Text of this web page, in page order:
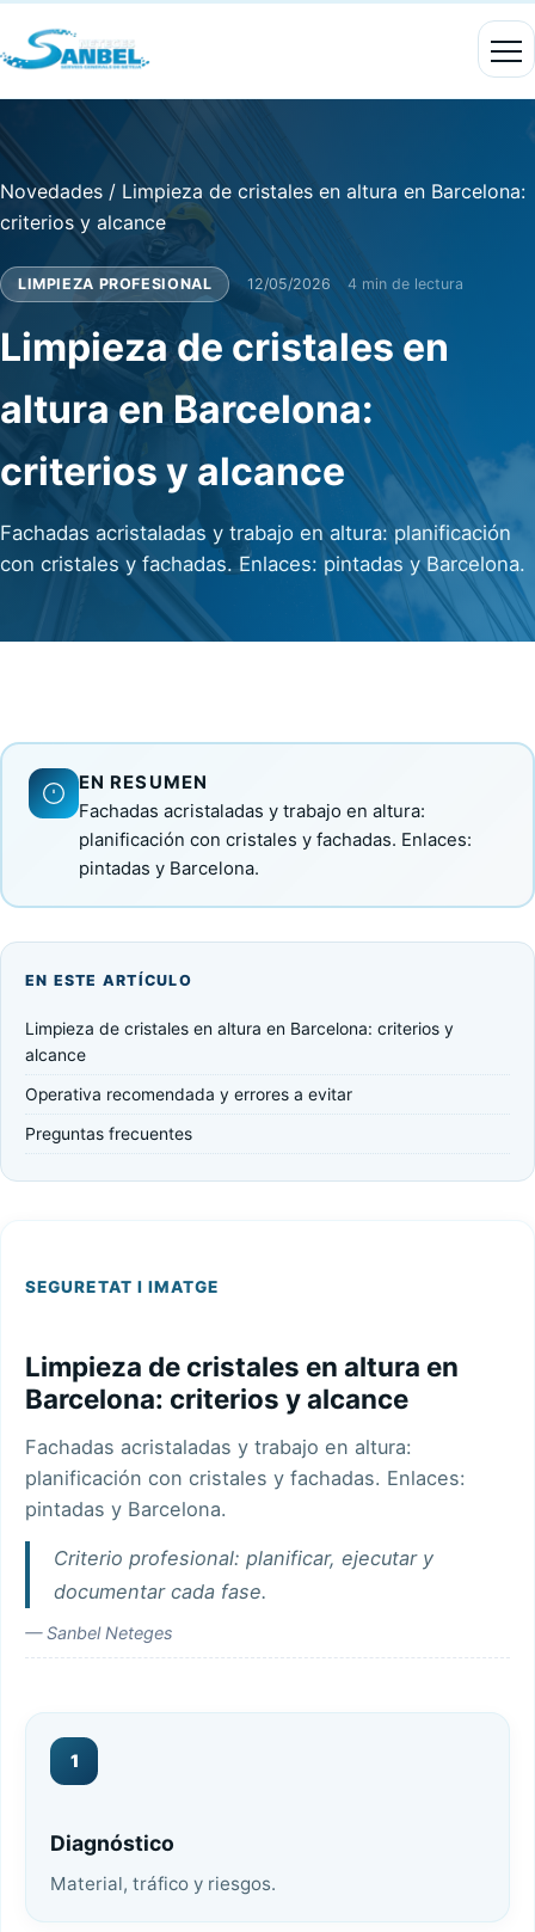
Novedades / Limpieza de cristales en altura en Barcelona:
criterios y alcance
LIMPIEZA PROFESIONAL 12/05/2026 4 min de lectura
Limpieza de cristales en
altura en Barcelona:
criterios y alcance
Fachadas acristaladas y trabajo en altura: planificación
con cristales y fachadas. Enlaces: pintadas y Barcelona.
EN RESUMEN
Fachadas acristaladas y trabajo en altura:
planificación con cristales y fachadas. Enlaces:
pintadas y Barcelona.
EN ESTE ARTÍCULO
Limpieza de cristales en altura en Barcelona: criterios y
alcance
Operativa recomendada y errores a evitar
Preguntas frecuentes
SEGURETAT I IMATGE
Limpieza de cristales en altura en
Barcelona: criterios y alcance
Fachadas acristaladas y trabajo en altura:
planificación con cristales y fachadas. Enlaces:
pintadas y Barcelona.
Criterio profesional: planificar, ejecutar y
documentar cada fase.
— Sanbel Neteges
1
Diagnóstico
Material, tráfico y riesgos.